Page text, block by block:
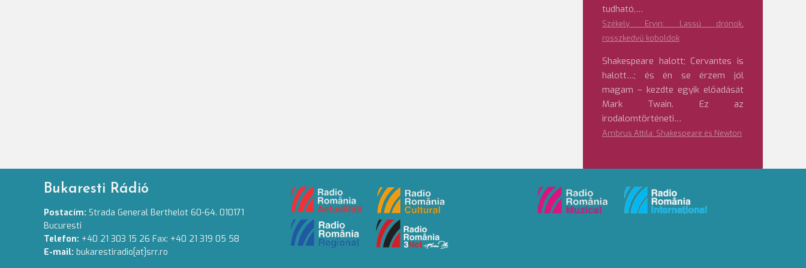
tudható,…
Székely Ervin: Lassú drónok,
rosszkedvű koboldok
Shakespeare halott; Cervantes is
halott…; és én se érzem jól
magam – kezdte egyik előadását
Mark Twain. Ez az
irodalomtörténeti…
Ambrus Attila: Shakespeare és Newton
Bukaresti Rádió
Postacím: Strada General Berthelot 60-64. 010171
Bucuresti
Telefon: +40 21 303 15 26 Fax: +40 21 319 05 58
E-mail: bukarestiradio[at]srr.ro